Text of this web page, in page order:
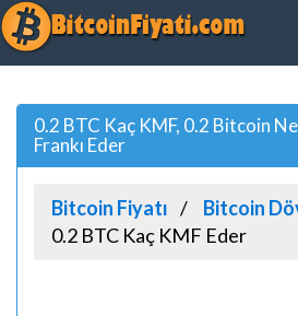
0.2 BTC Kaç KMF, 0.2 Bitcoin
Frankı Eder
Bitcoin Fiyatı
Bitcoin
0.2 BTC Kaç KMF Eder